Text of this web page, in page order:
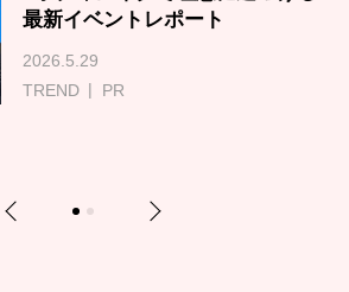
最新イベントレポート
2026.5.29
TREND
PR
Previous 1 2 Next